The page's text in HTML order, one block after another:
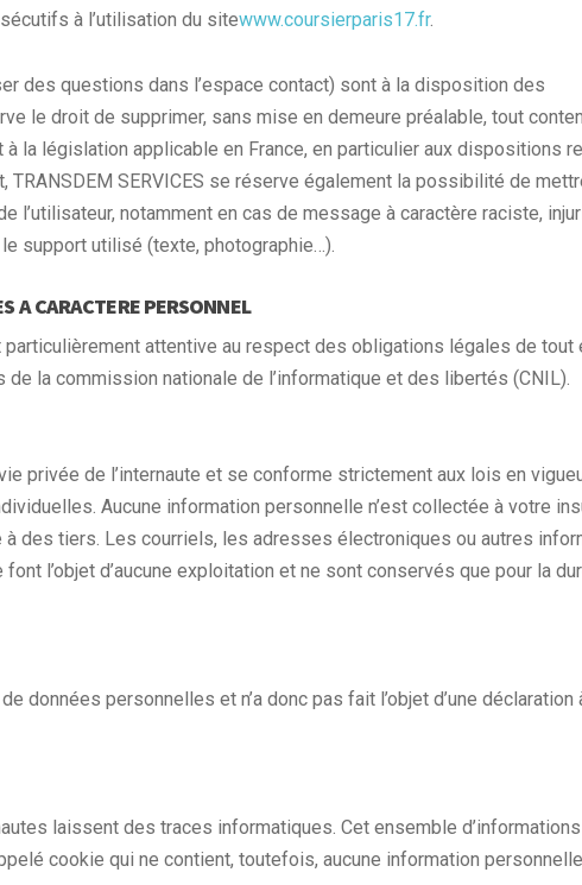
à l’utilisation du sitewww.coursierparis17.fr.
des questions dans l’espace contact) sont à la disposition des
le droit de supprimer, sans mise en demeure préalable, tout
la législation applicable en France, en particulier aux dispositions
TRANSDEM SERVICES se réserve également la possibilité de
notamment en cas de message à caractère raciste,
support utilisé (texte, photographie…).
A CARACTERE PERSONNEL
particulièrement attentive au respect des obligations légales de tout
la commission nationale de l’informatique et des libertés (CNIL).
privée de l’internaute et se conforme strictement aux lois en
Aucune information personnelle n’est collectée à votre
à des tiers. Les courriels, les adresses électroniques ou autres
l’objet d’aucune exploitation et ne sont conservés que pour la
données personnelles et n’a donc pas fait l’objet d’une déclaration
laissent des traces informatiques. Cet ensemble
cookie qui ne contient, toutefois, aucune information